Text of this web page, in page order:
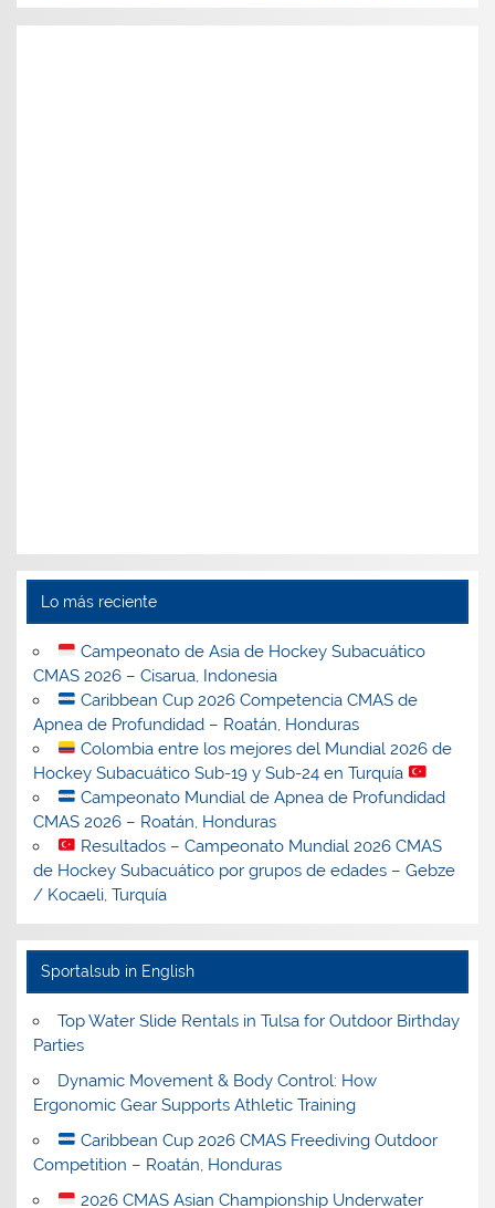
Lo más reciente
Campeonato de Asia de Hockey Subacuático
CMAS 2026 – Cisarua, Indonesia
Caribbean Cup 2026 Competencia CMAS de
Apnea de Profundidad – Roatán, Honduras
Colombia entre los mejores del Mundial 2026 de
Hockey Subacuático Sub-19 y Sub-24 en Turquía
Campeonato Mundial de Apnea de Profundidad
CMAS 2026 – Roatán, Honduras
Resultados – Campeonato Mundial 2026 CMAS
de Hockey Subacuático por grupos de edades – Gebze
/ Kocaeli, Turquía
Sportalsub in English
Top Water Slide Rentals in Tulsa for Outdoor Birthday
Parties
Dynamic Movement & Body Control: How
Ergonomic Gear Supports Athletic Training
Caribbean Cup 2026 CMAS Freediving Outdoor
Competition – Roatán, Honduras
2026 CMAS Asian Championship Underwater